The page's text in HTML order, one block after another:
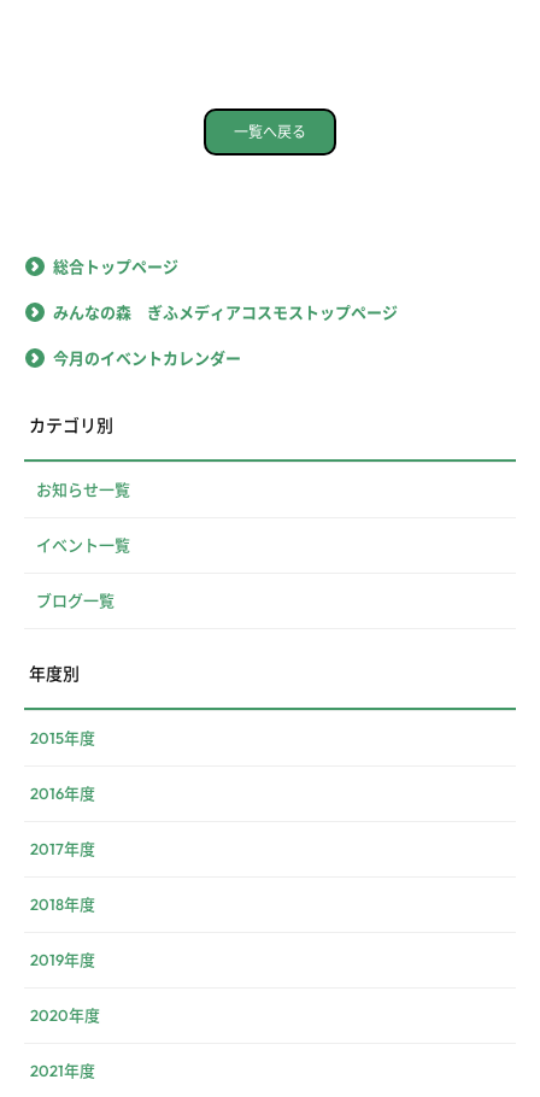
一覧へ戻る
総合トップページ
みんなの森 ぎふメディアコスモストップページ
今月のイベントカレンダー
カテゴリ別
お知らせ一覧
イベント一覧
ブログ一覧
年度別
2015年度
2016年度
2017年度
2018年度
2019年度
2020年度
2021年度